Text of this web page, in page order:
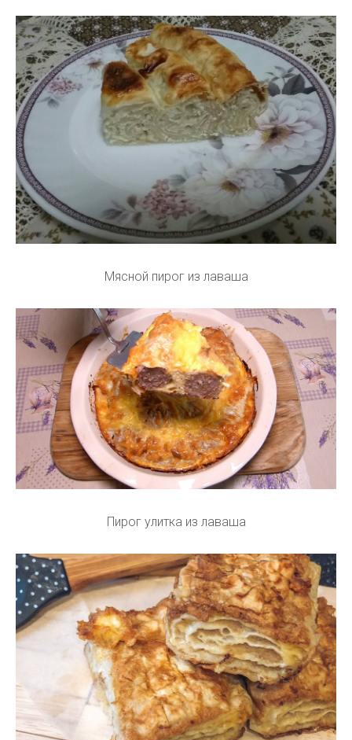
Мясной пирог из лаваша
Пирог улитка из лаваша